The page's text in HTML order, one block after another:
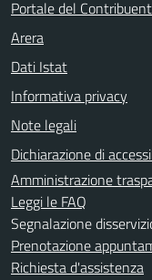
Portale del
Arera
Dati Istat
Informativa privacy
Note legali
Dichiarazione di
Amministrazione
Leggi le FAQ
Segnalazione
Prenotazione
Richiesta d'assistenza